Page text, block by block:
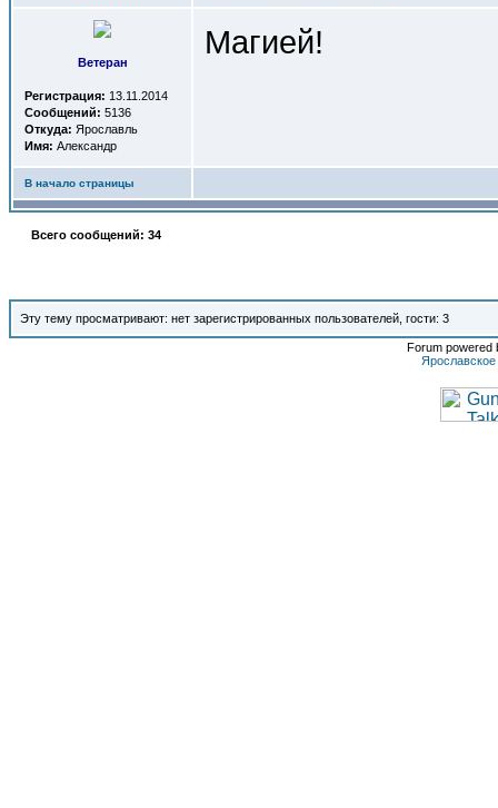
Ветеран
Регистрация: 13.11.2014
Сообщений: 5136
Откуда: Ярославль
Имя: Александр
Магией!
В начало страницы
Всего сообщений: 34
Эту тему просматривают: нет зарегистрированных пользователей, гости: 3
Forum powered